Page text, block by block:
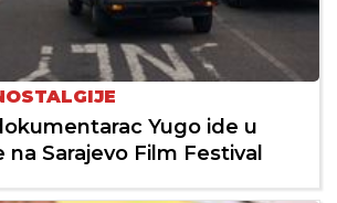
Yugo ide u
Sarajevo Film Festival